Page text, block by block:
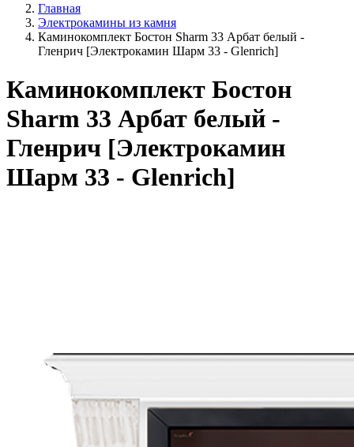
Главная
Электрокамины из камня
Каминокомплект Бостон Sharm 33 Арбат белый -
Гленрич [Электрокамин Шарм 33 - Glenrich]
Каминокомплект Бостон
Sharm 33 Арбат белый -
Гленрич [Электрокамин
Шарм 33 - Glenrich]